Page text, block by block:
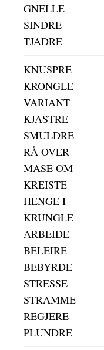
GNELLE
SINDRE
TJADRE
KNUSPRE
KRONGLE
VARIANT
KJASTRE
SMULDRE
RÅ OVER
MASE OM
KREISTE
HENGE I
KRUNGLE
ARBEIDE
BELEIRE
BEBYRDE
STRESSE
STRAMME
REGJERE
PLUNDRE